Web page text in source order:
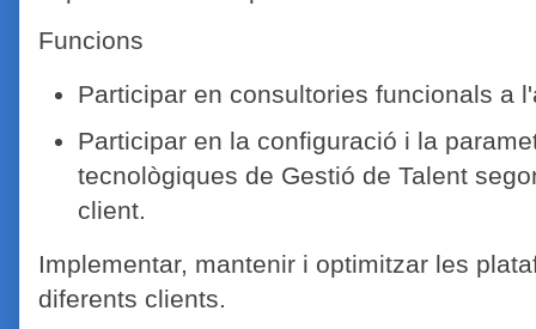
Funcions
Participar en consultories funcionals a
Participar en la configuració i la
tecnològiques de Gestió de Talent
client.
Implementar, mantenir i optimitzar les
diferents clients.